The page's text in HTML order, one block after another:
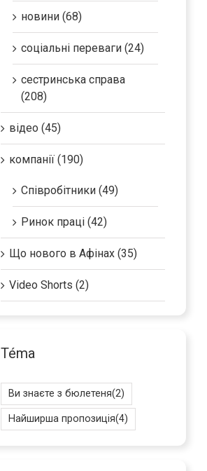
новини (68)
соціальні переваги (24)
сестринська справа
(208)
відео (45)
компанії (190)
Співробітники (49)
Ринок праці (42)
Що нового в Афінах (35)
Video Shorts (2)
Téma
Ви знаєте з бюлетеня(2)
Найширша пропозиція(4)